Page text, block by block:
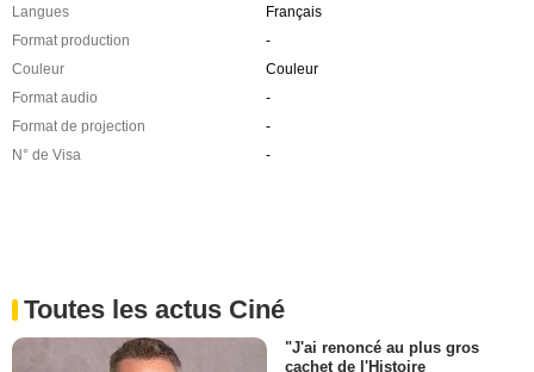
Langues
Français
Format production
-
Couleur
Couleur
Format audio
-
Format de projection
-
N° de Visa
-
Toutes les actus Ciné
"J'ai renoncé au plus gros
cachet de l'Histoire